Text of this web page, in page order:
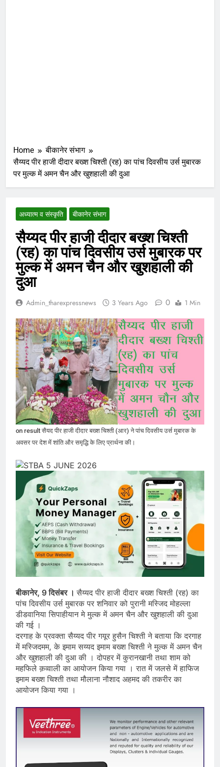
Home
बीकानेर संभाग
सैय्यद पीर हाजी दीदार बख्श चिश्ती (रह) का पांच दिवसीय उर्स मुबारक
पर मुल्क में अमन चैन और खुशहाली की दुआ
अध्यात्म व संस्कृति बीकानेर संभाग
सैय्यद पीर हाजी दीदार बख्श चिश्ती
(रह) का पांच दिवसीय उर्स मुबारक पर
मुल्क में अमन चैन और खुशहाली की
दुआ
Admin_tharexpressnews 3 Years Ago 0 1 Min
on result सैयद पीर हाजी दीदार बख्श चिश्ती (आर) ने पांच दिवसीय उर्स मुबारक के
अवसर पर देश में शांति और समृद्धि के लिए प्रार्थना की।
बीकानेर, 9 दिसंबर ।सैय्यद पीर हाजी दीदार बख्श चिश्ती (रह) का
पांच दिवसीय उर्स मुबारक पर शनिवार को पुरानी मस्जिद मोहल्ला
डीडवानिया सिपाहीयान मे मुल्क में अमन चैन और खुशहाली की दुआ
की गई ।
दरगाह के प्रवक्ता सैय्यद पीर गयूर हुसैन चिश्ती ने बताया कि दरगाह
में मस्जिदमम, के इमाम सय्यद इमाम बख्श चिश्ती ने मुल्क में अमन चैन
और खुशहाली की दुआ की । दोपहर में कुरानखानी तथा शाम को
महफिले क़व्वाली का आयोजन किया गया । रात में जलसे में हाफिज
इमाम बख्श चिश्ती तथा मौलाना नौशाद अहमद की तकरीर का
आयोजन किया गया ।